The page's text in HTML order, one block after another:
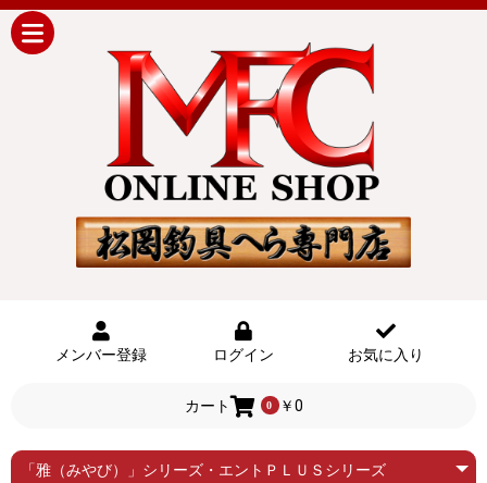
メンバー登録 ログイン お気に入り
カート 0 ￥0